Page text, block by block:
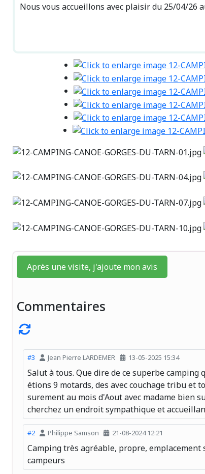
Nous vous accueillons avec plaisir du 25/04/26
Après une visite, j'ajoute mon avis
Commentaires
#3 Jean Pierre LARDEMER 13-05-2025 15:34
Salut à tous. Que dire de ce superbe
étions 9 motards, des avec couchage tribu et
surement au mois d'Aout avec madame bien
cherchez un endroit sympathique et
#2 Philippe Samson 21-08-2024 12:21
Camping très agréable, propre,
campeurs